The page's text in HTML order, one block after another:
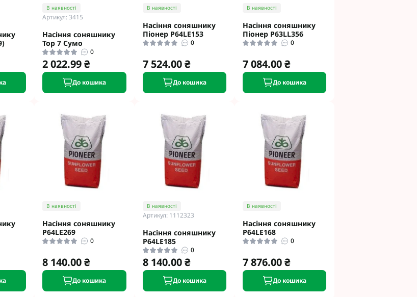
В наявності
Артикул: 3415
Насіння соняшнику
Тор 7 Сумо
0
2 022.99 ₴
До кошика
В наявності
Насіння соняшнику
Піонер P64LE153
0
7 524.00 ₴
До кошика
В наявності
Насіння соняшнику
Піонер P63LL356
0
7 084.00 ₴
До кошика
В наявності
Насіння соняшнику
P64LE269
0
8 140.00 ₴
До кошика
В наявності
Артикул: 1112323
Насіння соняшнику
P64LE185
0
8 140.00 ₴
До кошика
В наявності
Насіння соняшнику
P64LE168
0
7 876.00 ₴
До кошика